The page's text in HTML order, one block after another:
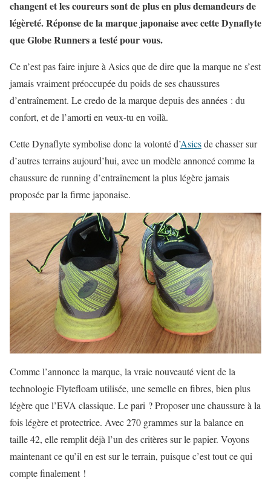
changent et les coureurs sont de plus en plus demandeurs de
légèreté. Réponse de la marque japonaise avec cette Dynaflyte
que Globe Runners a testé pour vous.
Ce n’est pas faire injure à Asics que de dire que la marque ne s’est
jamais vraiment préoccupée du poids de ses chaussures
d’entraînement. Le credo de la marque depuis des années : du
confort, et de l’amorti en veux-tu en voilà.
Cette Dynaflyte symbolise donc la volonté d’Asicsde chasser sur
d’autres terrains aujourd’hui, avec un modèle annoncé comme la
chaussure de running d’entraînement la plus légère jamais
proposée par la firme japonaise.
Comme l’annonce la marque, la vraie nouveauté vient de la
technologie Flytefloam utilisée, une semelle en fibres, bien plus
légère que l’EVA classique. Le pari ? Proposer une chaussure à la
fois légère et protectrice. Avec 270 grammes sur la balance en
taille 42, elle remplit déjà l’un des critères sur le papier. Voyons
maintenant ce qu’il en est sur le terrain, puisque c’est tout ce qui
compte finalement !